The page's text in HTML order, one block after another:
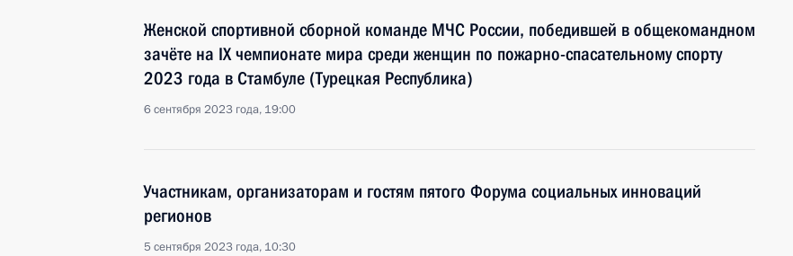
Женской спортивной сборной команде МЧС России, победившей в общекомандном
зачёте на IX чемпионате мира среди женщин по пожарно-спасательному спорту
2023 года в Стамбуле (Турецкая Республика)
6 сентября 2023 года, 19:00
Участникам, организаторам и гостям пятого Форума социальных инноваций
регионов
5 сентября 2023 года, 10:30